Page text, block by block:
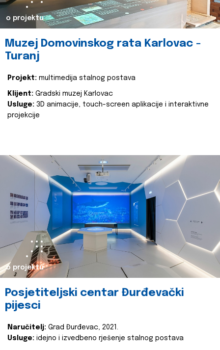
o projektu
Muzej Domovinskog rata Karlovac -
Turanj
Projekt: multimedija stalnog postava
Klijent: Gradski muzej Karlovac
Usluge: 3D animacije, touch-screen aplikacije i interaktivne
projekcije
o projektu
Posjetiteljski centar Đurđevački
pijesci
Naručitelj: Grad Đurđevac, 2021.
Usluge: idejno i izvedbeno rješenje stalnog postava